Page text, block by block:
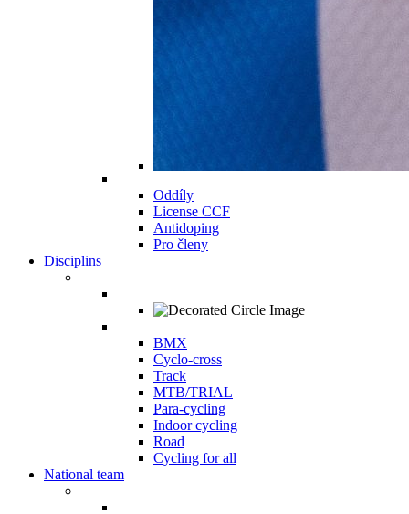
Oddíly
License CCF
Antidoping
Pro členy
Disciplins
BMX
Cyclo-cross
Track
MTB/TRIAL
Para-cycling
Indoor cycling
Road
Cycling for all
National team